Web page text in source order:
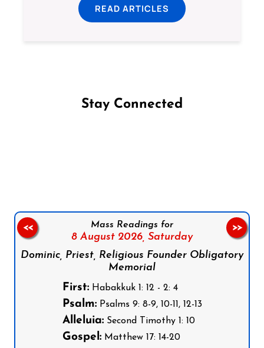
READ ARTICLES
Stay Connected
Mass Readings for
8 August 2026, Saturday
Dominic, Priest, Religious Founder Obligatory
Memorial
First:Habakkuk 1: 12 - 2: 4
Psalm:Psalms 9: 8-9, 10-11, 12-13
Alleluia:Second Timothy 1: 10
Gospel:Matthew 17: 14-20
<< >>